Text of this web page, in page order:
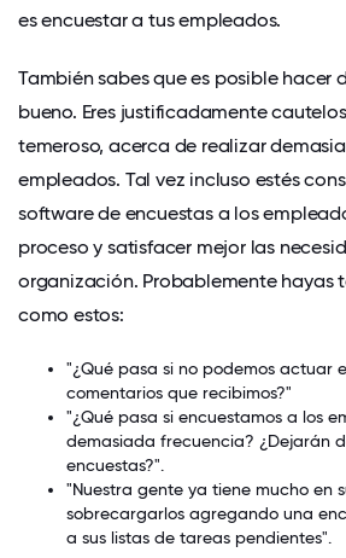
es encuestar a tus empleados.
También sabes que es posible hacer
bueno. Eres justificadamente
temeroso, acerca de realizar
empleados. Tal vez incluso estés
software de encuestas a los
proceso y satisfacer mejor las
organización. Probablemente hayas
como estos:
"¿Qué pasa si no podemos actuar
comentarios que recibimos?"
"¿Qué pasa si encuestamos a los
demasiada frecuencia? ¿Dejarán
encuestas?".
"Nuestra gente ya tiene mucho en
sobrecargarlos agregando una
a sus listas de tareas pendientes".